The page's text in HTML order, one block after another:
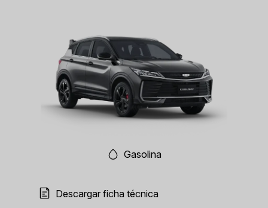
Gasolina
Descargar ficha técnica